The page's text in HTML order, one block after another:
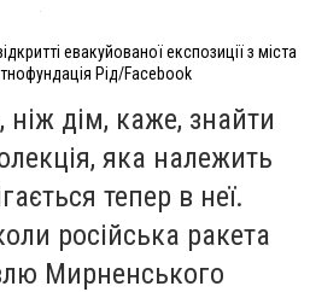
евакуйованої експозиції з міста
Рід/Facebook
дім, каже, знайти
яка належить
тепер в неї.
російська ракета
Мирненського